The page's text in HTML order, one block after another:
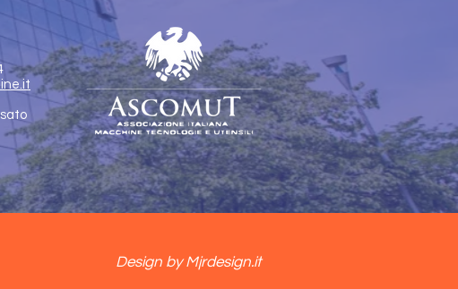
Design by Mjrdesign.it